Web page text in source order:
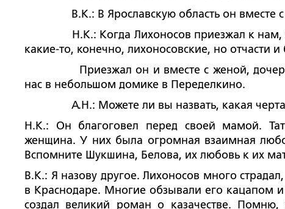
В.К.: В Ярославскую область он вместе с
Н.К.: Когда Лихоносов приезжал к нам, то
какие-то, конечно, лихоносовские, но отчасти
Приезжал он и вместе с женой,
нас в небольшом домике в Переделкино.
А.Н.: Можете ли вы назвать, какая черта в
Н.К.: Он благоговел перед своей мамой.
женщина. У них была огромная взаимная
Вспомните Шукшина, Белова, их любовь к их
В.К.: Я назову другое. Лихоносов много
в Краснодаре. Многие обзывали его кацапом
создал великий роман о казачестве. Помню,